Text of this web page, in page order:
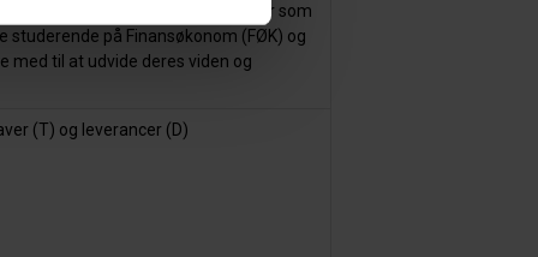
nyt lys på velkendte begreber som
studerende på Finansøkonom (FØK) og
med til at udvide deres viden og
(T) og leverancer (D)